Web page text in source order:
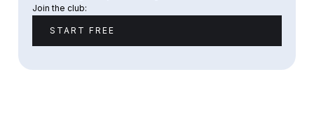
Join the club:
START FREE